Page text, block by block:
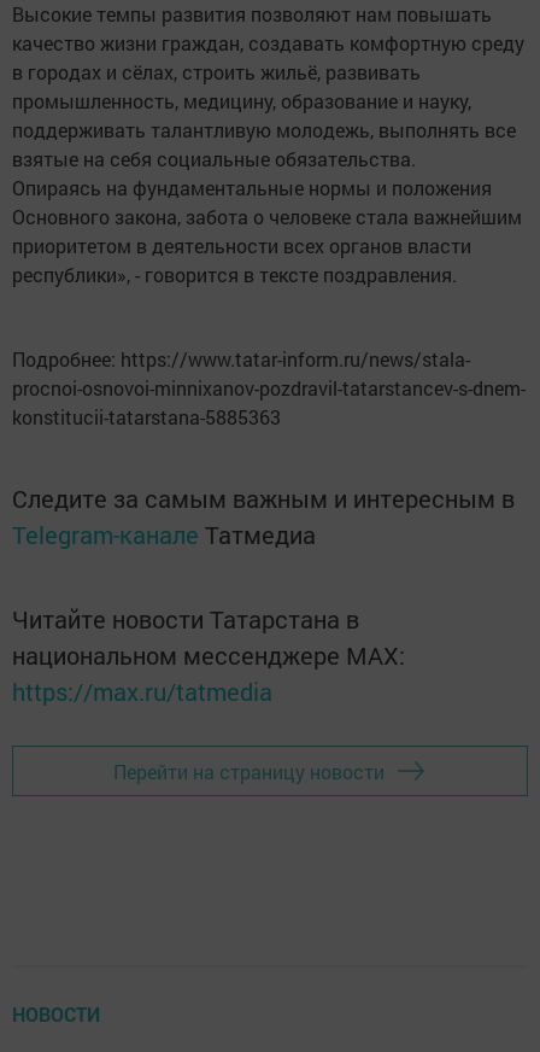
Высокие темпы развития позволяют нам повышать
качество жизни граждан, создавать комфортную среду
в городах и сёлах, строить жильё, развивать
промышленность, медицину, образование и науку,
поддерживать талантливую молодежь, выполнять все
взятые на себя социальные обязательства.
Опираясь на фундаментальные нормы и положения
Основного закона, забота о человеке стала важнейшим
приоритетом в деятельности всех органов власти
республики», - говорится в тексте поздравления.
Подробнее: https://www.tatar-inform.ru/news/stala-
procnoi-osnovoi-minnixanov-pozdravil-tatarstancev-s-dnem-
konstitucii-tatarstana-5885363
Следите за самым важным и интересным в
Telegram-канале Татмедиа
Читайте новости Татарстана в
национальном мессенджере MАХ:
https://max.ru/tatmedia
Перейти на страницу новости
НОВОСТИ